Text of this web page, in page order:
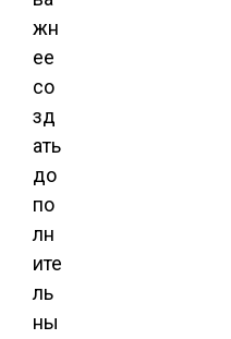
жн
ее
со
зд
ать
до
по
лн
ите
ль
ны